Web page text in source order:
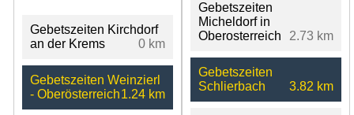
Gebetszeiten Kirchdorf
an der Krems
0 km
Gebetszeiten Weinzierl
- Oberösterreich1.24 km
Gebetszeiten
Micheldorf in
Oberosterreich
2.73 km
Gebetszeiten
Schlierbach
3.82 km